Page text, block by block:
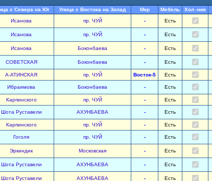
с Севера на Юг Улица с Востока на Запад Мкр Мебель Хол -ник
Исанова пр. ЧУЙ - Есть
Исанова пр. ЧУЙ - Есть
Исанова Боконбаева - Есть
СОВЕТСКАЯ Боконбаева - Есть
А-АТИНСКАЯ пр. ЧУЙ Восток-5 Есть
Ибраимова Боконбаева - Есть
Карпинского пр. ЧУЙ - Есть
Шота Руставели АХУНБАЕВА - Есть
Карпинского пр. ЧУЙ - Есть
Гоголя пр. ЧУЙ - Есть
Эркиндик Московская - Есть
Шота Руставели АХУНБАЕВА - Есть
Шота Руставели АХУНБАЕВА - Есть